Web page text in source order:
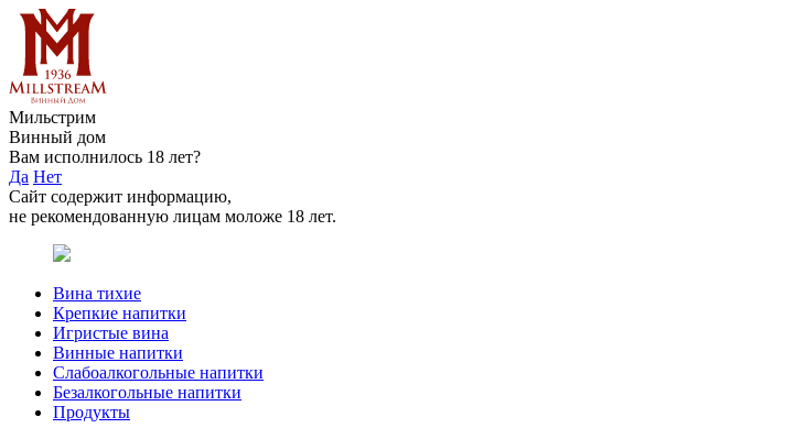
Мильстрим
Винный дом
Вам исполнилось 18 лет?
Да Нет
Сайт содержит информацию,
не рекомендованную лицам моложе 18 лет.
Вина тихие
Крепкие напитки
Игристые вина
Винные напитки
Слабоалкогольные напитки
Безалкогольные напитки
Продукты